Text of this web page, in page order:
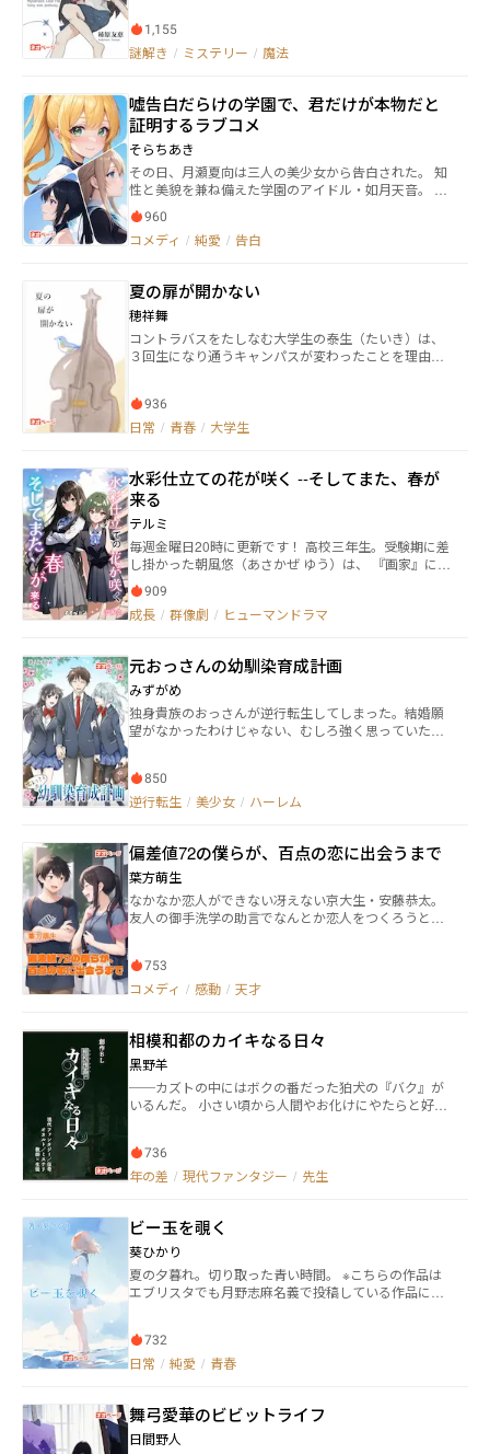
を機に、心が離れかけていたサッカーとも再び向き合
うことに……こうして白石兎和のスクールライフは、
本人の希望とまったく違う方向へ転がっていく。
を操る者を『魔法使い』と呼ぶ。 魔法によって引き
起こされた、 不可解な事件に、少年少女は挑む──
…………主人公 謳囲姫子（うたい・ひめこ）
……………友達 茶飲碧葉（ちゃのみ・みどりば）
………友達 品理里見（しなり・さとみ）……………
クラスメイト 壮生蒔絵（そうせい・まきえ）
…………先輩 思井かるい（おもい・かるい）
…………『委員会』 瀞峡守（どろきょう・まもる）
…………魔法犯罪者 吹抜みんか（ふきぬけ・みん
か）………魔法犯罪者 鴻上羽美（こうがみ・うみ）
……………魔法犯罪者 加納美鈴（かのう・みすず）
1,155
謎解き / ミステリー / 魔法
嘘告白だらけの学園で、君だけが本物だと
証明するラブコメ
そらちあき
その日、月瀬夏向は三人の美少女から告白された。 知
性と美貌を兼ね備えた学園のアイドル・如月天音。 天
真爛漫で誰からも愛されるスポーツ系美少女・東堂美
咲。 おしゃれで明るく、笑顔がとびきり可愛いギャル
少女・姫川柚々。 まるで夢のような瞬間。けれど同時
う為の嘘告白。 その標的に選ばれた夏向の純粋な心
は、踏みにじられる運命にあった。 ――でも、三人の中に
たった一人だけ。 夏向の事が本当に好きで告白した少
女がいる。 夏向は勇気を振り絞り、三人の少女に向か
い合う。 嘘告白だらけの学園で、君だけが本物だと証
960
コメディ / 純愛 / 告白
夏の扉が開かない
穂祥舞
コントラバスをたしなむ大学生の泰生（たいき）は、
３回生になり通うキャンパスが変わったことを理由
めた理由だったが、そのことは周囲に隠していた。 京
都・伏見区のキャンパスは泰生にとって心地良く、部
味を覚えた泰生は、途中下車して喫茶店に立ち寄る。
その店でアルバイトをしている、同じ学部で管弦楽団
に所属する文哉（ふみや）と知り合い、彼から管弦楽
団に入部しろとぐいぐい迫られる。部活の煩わしい人
間関係を避けたい気持ちと、心機一転して楽器を弾き
たい気持ちの板挟みになる泰生だが……。 綺想編纂館
朧様主催の物書き向け企画「文披31題」のお題に沿っ
て、2024年7月1日から1ヶ月間かけて、毎日2000字程
度の連作短編で物語を進めた実験的作品です。こちら
則1話1日です。 舞台は、京阪電鉄龍谷大学深草駅（京
都市伏見区）から樟葉駅（大阪府枚方市）の区間らし
き場所です。ほとんど京都らしくない、泥臭い目の京
都南部をどうぞ。 この物語はフィクションです。実在
する人物・団体とは、何ら関係ありません。
936
日常 / 青春 / 大学生
水彩仕立ての花が咲く --そしてまた、春が
来る
テルミ
毎週金曜日20時に更新です！ 高校三年生。受験期に差
し掛かった朝風悠（あさかぜ ゆう）は、 『画家』にな
るという夢を志半ばに閉ざされ、文字通り灰色の学生
生活を送ろうとしていた。 『普通』の道を行け。夢か
ら覚めろ。無慈悲な現実が可能性の芽を摘もうとした
を告げる。 「――また、絵を描いてみない？」 何回も過ご
したあの季節がまたやって来る。 けれど不思議と、そ
の季節の名前を俺はまだ、知らないような気がしてい
た。
909
成長 / 群像劇 / ヒューマンドラマ
元おっさんの幼馴染育成計画
みずがめ
独身貴族のおっさんが逆行転生してしまった。結婚願
望がなかったわけじゃない、むしろ強く思っていた。
ないような日陰ものの自分にそんなことができるのだ
ろうか？ 軟派なことをできる自信がない。ならば幼
計画。 ※第一部完結。第二部開始してます。 ※イラスト
はまるぶち銀河さんに描いていただきました。 ※この
作品は他サイトにも掲載しています。
850
逆行転生 / 美少女 / ハーレム
偏差値72の僕らが、百点の恋に出会うまで
葉方萌生
なかなか恋人ができない冴えない京大生・安藤恭太。
友人の御手洗学の助言でなんとか恋人をつくろうと画
っていた恭太だったが、徐々に奏のことが気になり出
して……。 京大生のラブコメディ×ヒロインの秘密。
753
コメディ / 感動 / 天才
相模和都のカイキなる日々
黑野羊
──カズトの中にはボクの番だった狛犬の『バク』が
いるんだ。 小さい頃から人間やお化けにやたらと好か
教師として人間に混じった『鬼』の狙いは、狛犬の生
まれ変わり（？）だという和都の持つ、いろんなもの
ではあっという間に『鬼』に食べられてしまう。そこ
で和都は、霊力が強いという養護教諭の仁科先生にチ
カラを分けてもらいながら、『鬼』をなんとかする方
法を探すのだが──。 オカルト×ミステリ×ラブコメ
（BL）の現代ファンタジー。 ※小説家になろう、カク
736
年の差 / 現代ファンタジー / 先生
ビー玉を覗く
葵ひかり
夏の夕暮れ。切り取った青い時間。 ※こちらの作品は
エブリスタでも月野志麻名義で投稿している作品にな
732
日常 / 純愛 / 青春
舞弓愛華のビビットライフ
日間野人